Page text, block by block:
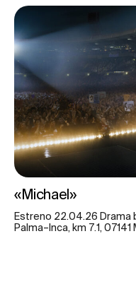
«Michael»
Estreno 22.04.26 Drama
Palma–Inca, km 7.1,